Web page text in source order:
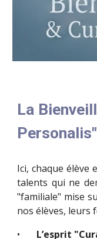
La
Ici, chaque élève
talents qui ne
"familiale" mise
nos élèves, leurs
•
L’esprit